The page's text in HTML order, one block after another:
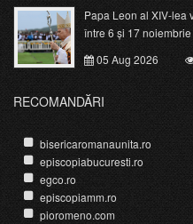
Papa Leon al XIV-lea
între 6 și 17
05 Aug 2026
RECOMANDĂRI
bisericaromanaunita.ro
episcopiabucuresti.ro
egco.ro
episcopiamm.ro
pioromeno.com